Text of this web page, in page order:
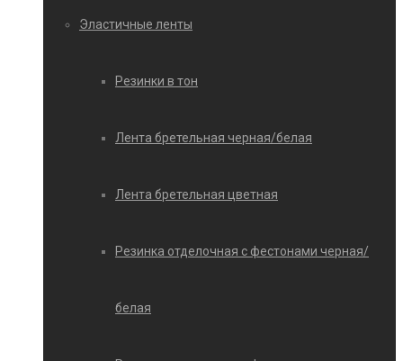
Эластичные ленты
Резинки в тон
Лента бретельная черная/белая
Лента бретельная цветная
Резинка отделочная с фестонами черная/
белая